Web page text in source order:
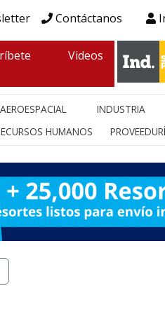
Contáctanos
Videos
AEROESPACIAL INDUSTRIA
HUMANOS